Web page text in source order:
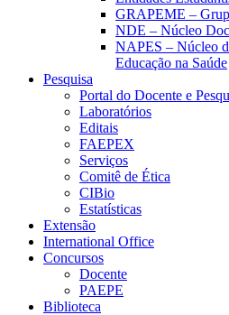
GRAPEME –
NDE – Núcleo
NAPES – Núcleo
Educação na Saúde
Pesquisa
Portal do Docente e
Laboratórios
Editais
FAEPEX
Serviços
Comitê de Ética
CIBio
Estatísticas
Extensão
International Office
Concursos
Docente
PAEPE
Biblioteca